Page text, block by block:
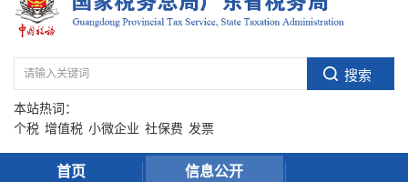
本站热词：
个税 增值税 小微企业 社保费 发票
首页 信息公开